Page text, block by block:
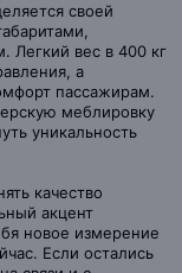
своей
Легкий вес в 400 кг
а
пассажирам.
меблировку
уникальность
качество
акцент
новое измерение
Если остались